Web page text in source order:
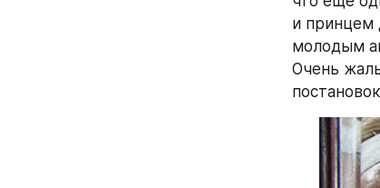
и принцем
молодым
Очень